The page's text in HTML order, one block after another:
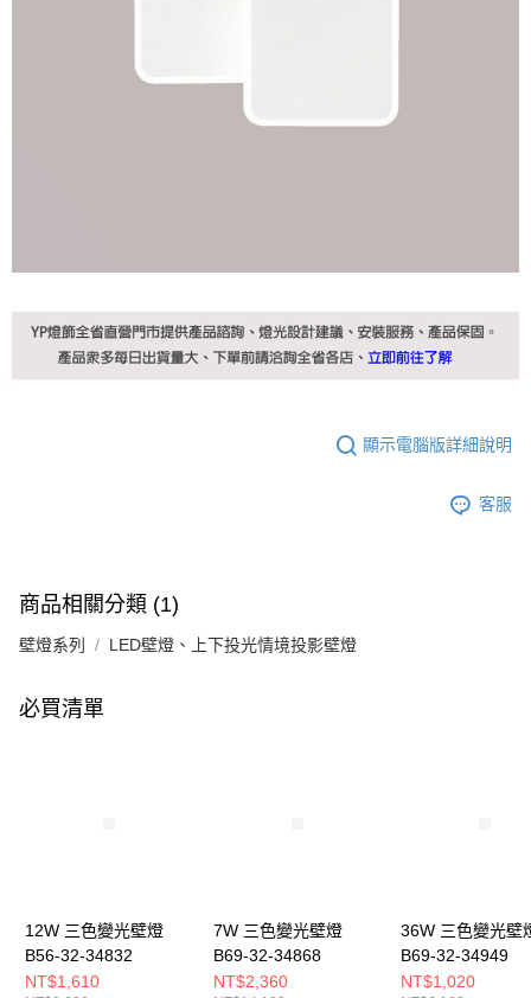
顯示電腦版詳細說明
客服
商品相關分類 (1)
壁燈系列 LED壁燈、上下投光情境投影壁燈
必買清單
12W 三色變光壁燈
B56-32-34832
NT$1,610
7W 三色變光壁燈
B69-32-34868
NT$2,360
36W 三色變光壁
B69-32-34949
NT$1,020